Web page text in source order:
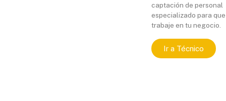
captación de personal
especializado para que
trabaje en tu negocio.
Ir a Técnico